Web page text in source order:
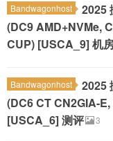
Bandwagonhost
2025
(DC9 AMD+NVMe,
CUP) [USCA_9] 机
Bandwagonhost
2025
(DC6 CT CN2GIA-
[USCA_6] 测评
3